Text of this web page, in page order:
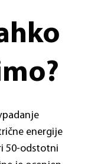
energije
50-odstotni